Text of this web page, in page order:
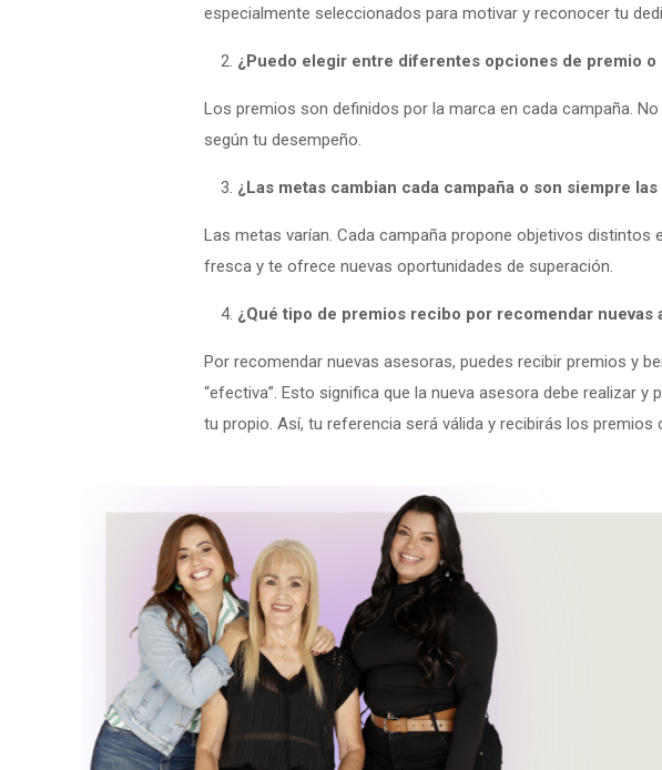
especialmente seleccionados para motivar y reconocer tu
¿Puedo elegir entre diferentes opciones de premio o
Los premios son definidos por la marca en cada campaña.
según tu desempeño.
¿Las metas cambian cada campaña o son siempre las
Las metas varían. Cada campaña propone objetivos
fresca y te ofrece nuevas oportunidades de superación.
¿Qué tipo de premios recibo por recomendar nuevas
Por recomendar nuevas asesoras, puedes recibir premios y
“efectiva”. Esto significa que la nueva asesora debe realizar
tu propio. Así, tu referencia será válida y recibirás los premios